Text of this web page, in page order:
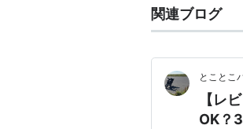
関連ブログ
とことこ
【レ
OK？